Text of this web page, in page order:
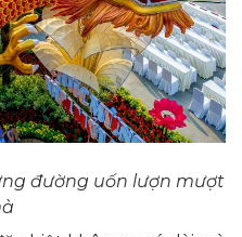
đường uốn lượn mượt